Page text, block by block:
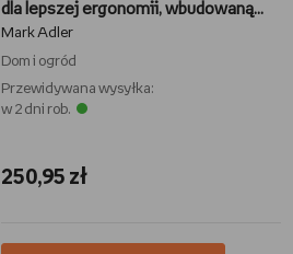
dla lepszej ergonomii, wbudowaną
ładowarką USB do szybkiego
ładowania, uchwytem na słuchawki i
napój dla wygody, systemem
porządku kabli dla estetyki, solidną
Biały
Mark Adler
Dom i ogród
Przewidywana wysyłka:
w 2 dni rob.
250,95 zł